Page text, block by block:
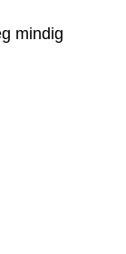
mindig